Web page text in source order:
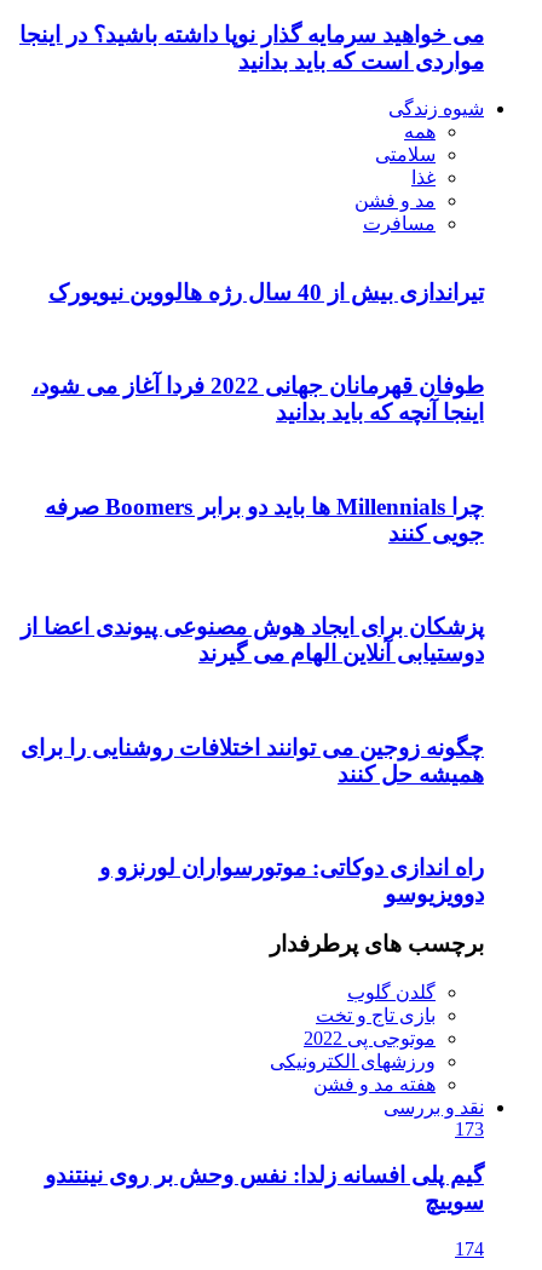
می خواهید سرمایه گذار نوپا داشته باشید؟ در اینجا
مواردی است که باید بدانید
شیوه زندگی
همه
سلامتی
غذا
مد و فشن
مسافرت
تیراندازی بیش از 40 سال رژه هالووین نیویورک
طوفان قهرمانان جهانی 2022 فردا آغاز می شود،
اینجا آنچه که باید بدانید
چرا Millennials ها باید دو برابر Boomers صرفه
جویی کنند
پزشکان برای ایجاد هوش مصنوعی پیوندی اعضا از
دوستیابی آنلاین الهام می گیرند
چگونه زوجین می توانند اختلافات روشنایی را برای
همیشه حل کنند
راه اندازی دوکاتی: موتورسواران لورنزو و
دوویزیوسو
برچسب های پرطرفدار
گلدن گلوب
بازی تاج و تخت
موتوجی پی 2022
ورزشهای الکترونیکی
هفته مد و فشن
نقد و بررسی
173
گیم پلی افسانه زلدا: نفس وحش بر روی نینتندو
سوییچ
174